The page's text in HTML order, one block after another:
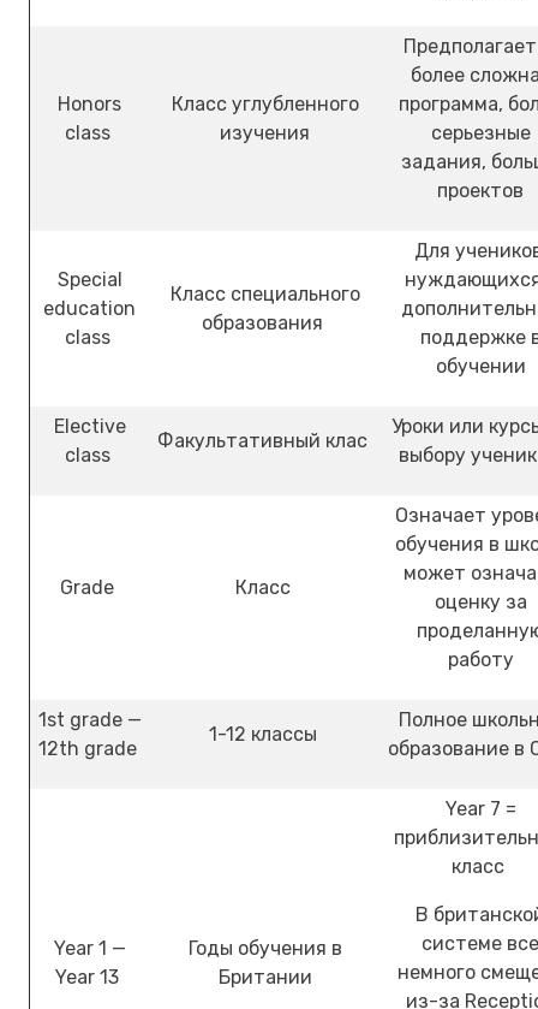
Honors
class
Класс углубленного
изучения
более
программа,
серьезные
задания,
проектов
Special
education
class
Класс специального
образования
Для
поддержке
обучении
Elective
class
Факультативный клас
Уроки или
выбору
Grade Класс
Означает
обучения в
может
оценку за
работу
1st grade —
12th grade
1-12 классы
Полное
образование в
Year 1 —
Year 13
Годы обучения в
Британии
Year 7 =
класс
В
системе все
немного
из-за